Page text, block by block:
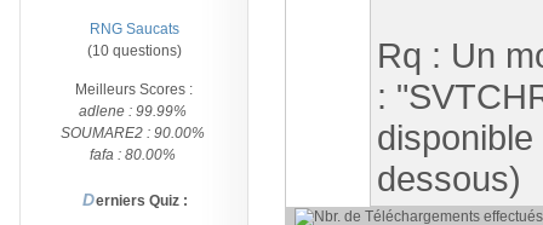
RNG Saucats
(10 questions)
Meilleurs Scores :
adlene : 99.99%
SOUMARE2 : 90.00%
fafa : 80.00%
Derniers Quiz :
Rq : Un
:
dessous)